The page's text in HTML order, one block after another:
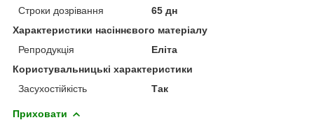
Строки дозрівання
65 дн
Характеристики насіннєвого матеріалу
Репродукція
Еліта
Користувальницькі характеристики
Засухостійкість
Так
Приховати